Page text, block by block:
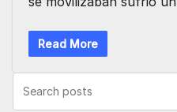
Read More